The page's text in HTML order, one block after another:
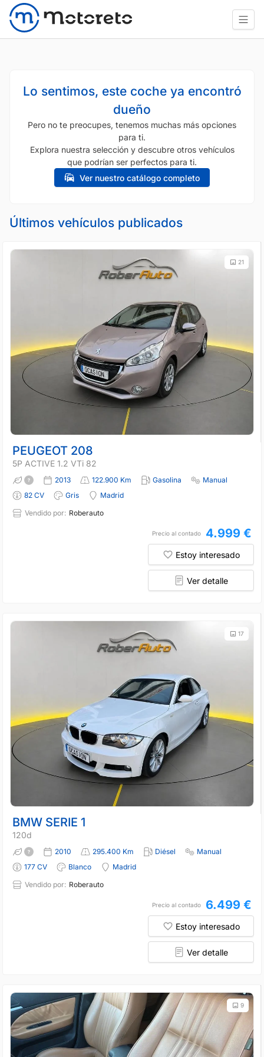
Lo sentimos, este coche ya encontró
dueño
Pero no te preocupes, tenemos muchas más opciones
para ti.
Explora nuestra selección y descubre otros vehículos
que podrían ser perfectos para ti.
Ver nuestro catálogo completo
Últimos vehículos publicados
21
PEUGEOT 208
5P ACTIVE 1.2 VTi 82
2013 122.900 Km Gasolina
Manual
82 CV
Gris
Madrid
Vendido por: Roberauto
Precio al contado 4.999 €
Estoy interesado
Ver detalle
17
BMW SERIE 1
120d
2010 295.400 Km Diésel
Manual
177 CV
Blanco
Madrid
Vendido por: Roberauto
Precio al contado 6.499 €
Estoy interesado
Ver detalle
9